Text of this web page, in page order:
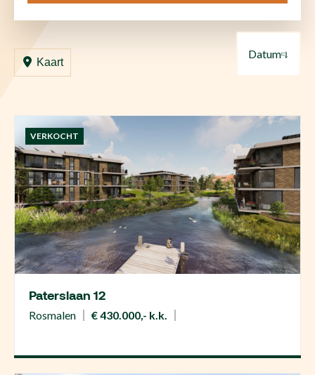
Kaart
Datum ↓
VERKOCHT
Paterslaan 12
Rosmalen € 430.000,- k.k.